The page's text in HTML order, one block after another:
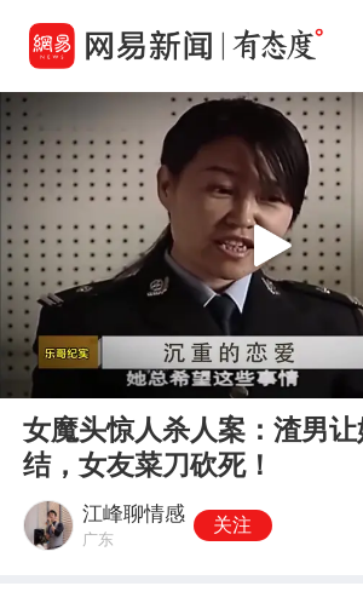
00:00
Play
女魔头惊人杀人案：渣男
结，女友菜刀砍死！
江峰聊情感
广东
关注